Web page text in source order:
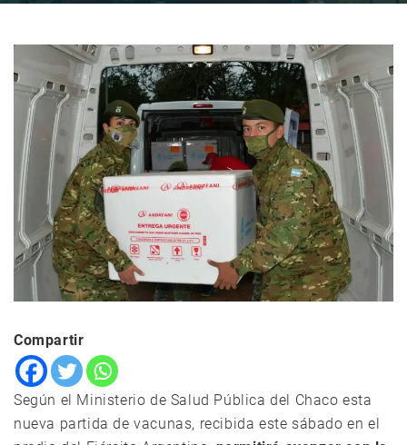
Compartir
Según el Ministerio de Salud Pública del Chaco esta
nueva partida de vacunas, recibida este sábado en el